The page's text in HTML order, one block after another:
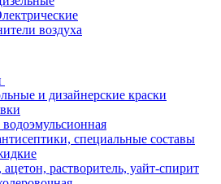
воздуха
и дизайнерские краски
водоэмульсионная
специальные составы
растворитель, уайт-спирит